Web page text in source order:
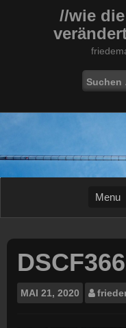
//wie
Suchen
nach:
MAI 21, 2020